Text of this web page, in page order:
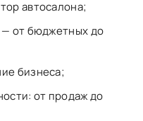
автосалона;
от бюджетных до
бизнеса;
от продаж до